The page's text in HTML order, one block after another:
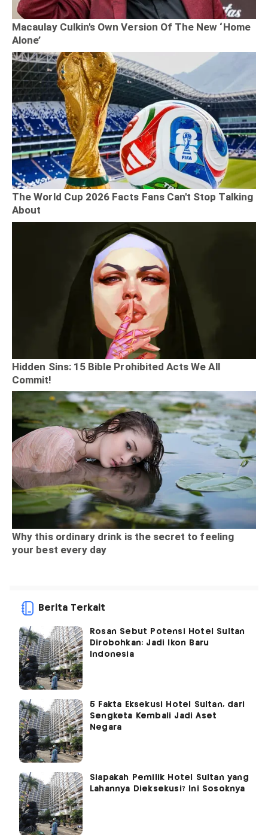
Berita Terkait
Rosan Sebut Potensi Hotel Sultan
Dirobohkan: Jadi Ikon Baru
Indonesia
5 Fakta Eksekusi Hotel Sultan, dari
Sengketa Kembali Jadi Aset
Negara
Siapakah Pemilik Hotel Sultan yang
Lahannya Dieksekusi? Ini Sosoknya